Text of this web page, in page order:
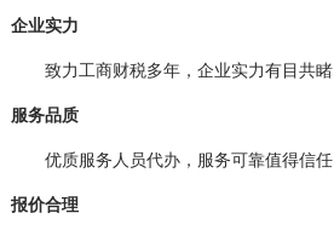
企业实力
致力工商财税多年，企业实力有目共睹
服务品质
优质服务人员代办，服务可靠值得信任
报价合理